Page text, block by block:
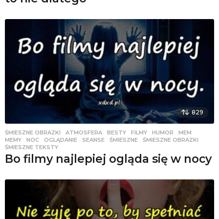
829
ŚMIESZNE OBRAZKI ATMOSFERA ,BESTY ,FILMY ,HUMOR ,MEM
MEMY
,NOC ,OGLĄDANIE ,SEANSE ,ŚMIESZNE ,ŚMIESZNE OBRAZKI
ŚMIESZNE TEKSTY
Bo filmy najlepiej ogląda się w nocy